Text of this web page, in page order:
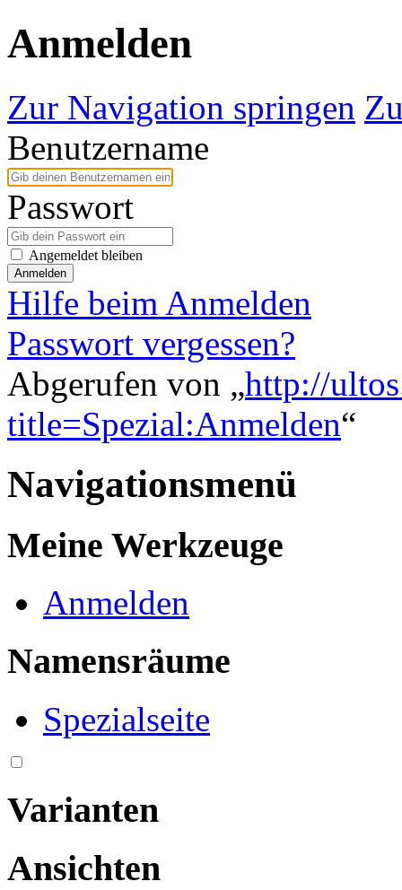
Anmelden
Zur Navigation springen
Benutzername
Passwort
Angemeldet bleiben
Anmelden
Hilfe beim Anmelden
Passwort vergessen?
Abgerufen von „http://
title=Spezial:Anmelden“
Navigationsmenü
Meine Werkzeuge
Anmelden
Namensräume
Spezialseite
Varianten
Ansichten